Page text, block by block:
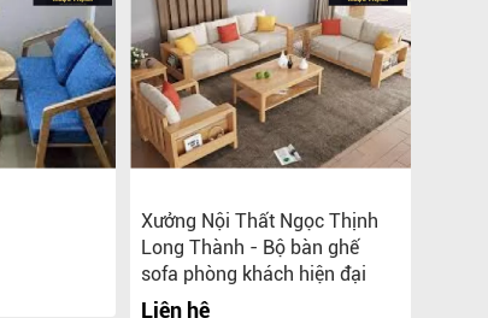
Xưởng Nội Thất Ngọc Thịnh
Long Thành - Bộ bàn ghế
sofa phòng khách hiện đại
Liên hệ